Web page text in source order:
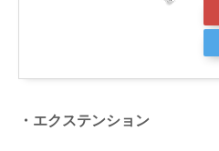
・エクステンション